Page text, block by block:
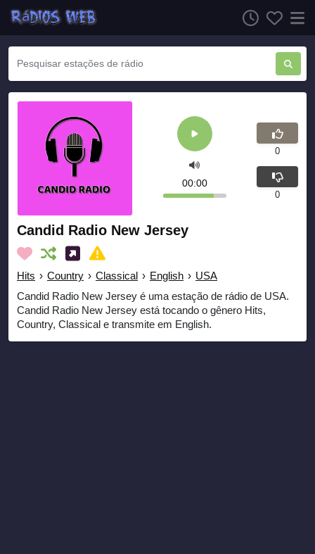
Candid Radio New Jersey
Hits › Country › Classical › English › USA
Candid Radio New Jersey é uma estação de rádio de USA.
Candid Radio New Jersey está tocando o gênero Hits,
Country, Classical e transmite em English.
00:00
0
0